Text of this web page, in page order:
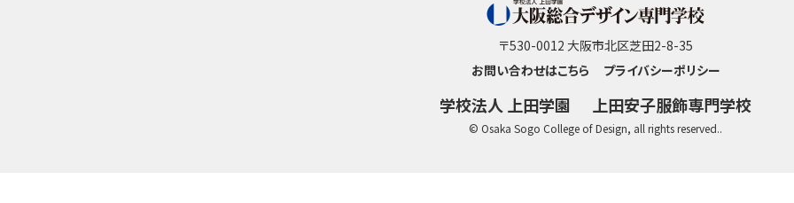
〒530-0012 大阪市北区芝田2-8-35
お問い合わせはこちら
プライバシーポリシー
学校法人 上田学園 上田安子服飾専門学校
© Osaka Sogo College of Design, all rights reserved..